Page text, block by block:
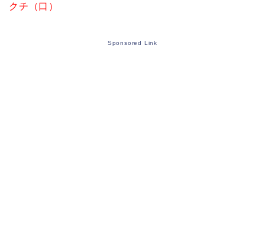
クチ（口）
Sponsored Link